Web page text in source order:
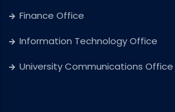
Finance Office
Information Technology Office
University Communications Office